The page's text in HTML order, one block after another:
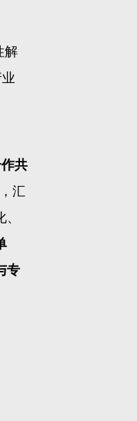
解
共
汇
专